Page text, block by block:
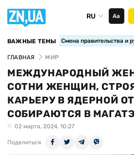
RU Аа
ВАЖНЫЕ ТЕМЫ Смена правительства и
ГЛАВНАЯ МИР
МЕЖДУНАРОДНЫЙ
СОТНИ ЖЕНЩИН,
КАРЬЕРУ В ЯДЕРНОЙ
СОБИРАЮТСЯ В МАГАТЭ
02 марта, 2024, 10:27
Поделиться